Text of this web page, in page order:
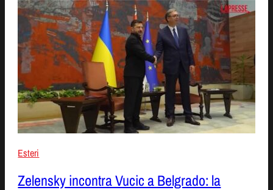
Esteri
Zelensky incontra Vucic a Belgrado: la